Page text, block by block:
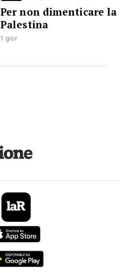
Per non dimenticare la
Palestina
1 gior